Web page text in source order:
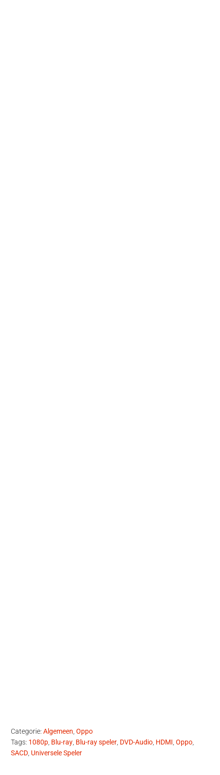
Categorie:Algemeen ,Oppo
Tags: 1080p Blu-ray Blu-ray speler DVD-Audio HDMI ,Oppo
SACD Universele Speler